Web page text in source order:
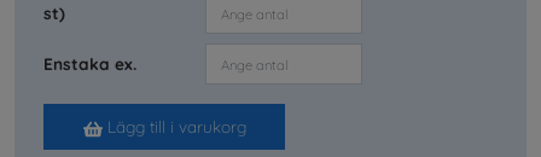
st)
Enstaka ex.
Lägg till i varukorg